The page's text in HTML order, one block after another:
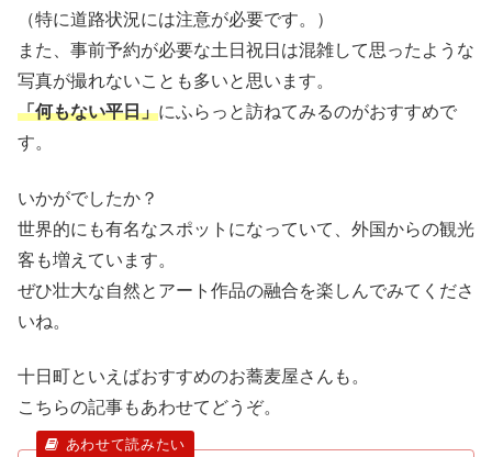
（特に道路状況には注意が必要です。）
また、事前予約が必要な土日祝日は混雑して思ったような
写真が撮れないことも多いと思います。
「何もない平日」にふらっと訪ねてみるのがおすすめで
す。
いかがでしたか？
世界的にも有名なスポットになっていて、外国からの観光
客も増えています。
ぜひ壮大な自然とアート作品の融合を楽しんでみてくださ
いね。
十日町といえばおすすめのお蕎麦屋さんも。
こちらの記事もあわせてどうぞ。